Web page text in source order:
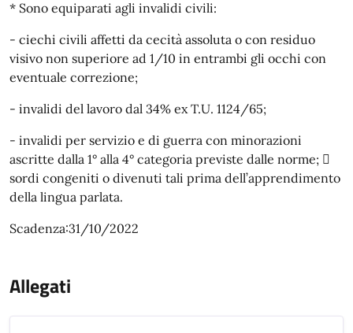
* Sono equiparati agli invalidi civili:
- ciechi civili affetti da cecità assoluta o con residuo
visivo non superiore ad 1/10 in entrambi gli occhi con
eventuale correzione;
- invalidi del lavoro dal 34% ex T.U. 1124/65;
- invalidi per servizio e di guerra con minorazioni
ascritte dalla 1° alla 4° categoria previste dalle norme; 
sordi congeniti o divenuti tali prima dell’apprendimento
della lingua parlata.
Scadenza:31/10/2022
Allegati